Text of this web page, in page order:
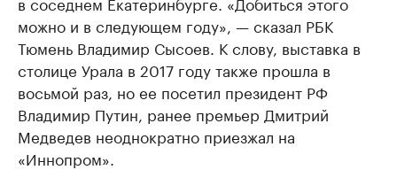
можно и в следующем году», — сказал РБК
Тюмень Владимир Сысоев. К слову, выставка в
столице Урала в 2017 году также прошла в
восьмой раз, но ее посетил президент РФ
Владимир Путин, ранее премьер Дмитрий
Медведев неоднократно приезжал на
«Иннопром».